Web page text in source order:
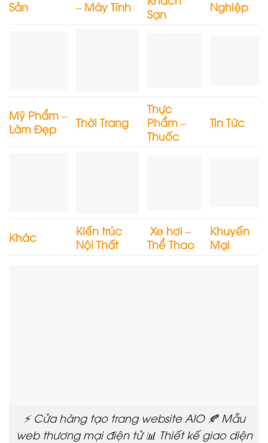
Sản
– Máy Tính
Sạn
Nghiệp
Mỹ Phẩm –
Làm Đẹp
Thời Trang
Thực
Phẩm –
Thuốc
Tin Tức
Khác
Kiến trúc
Nội Thất
Xe hơi –
Thể Thao
Khuyến
Mại
⚡ Cửa hàng tạo trang website AIO 🍂 Mẫu
web thương mại điện tử 📊 Thiết kế giao diện